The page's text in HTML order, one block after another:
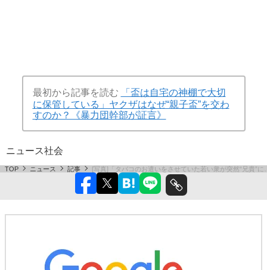
最初から記事を読む
「盃は自宅の神棚で大切
に保管している」ヤクザはなぜ“親子盃”を交わ
すのか？《暴力団幹部が証言》
ニュース社会
TOP ニュース 記事 [写真]「タバコのお遣いをさせていた若い衆が突然“兄貴”